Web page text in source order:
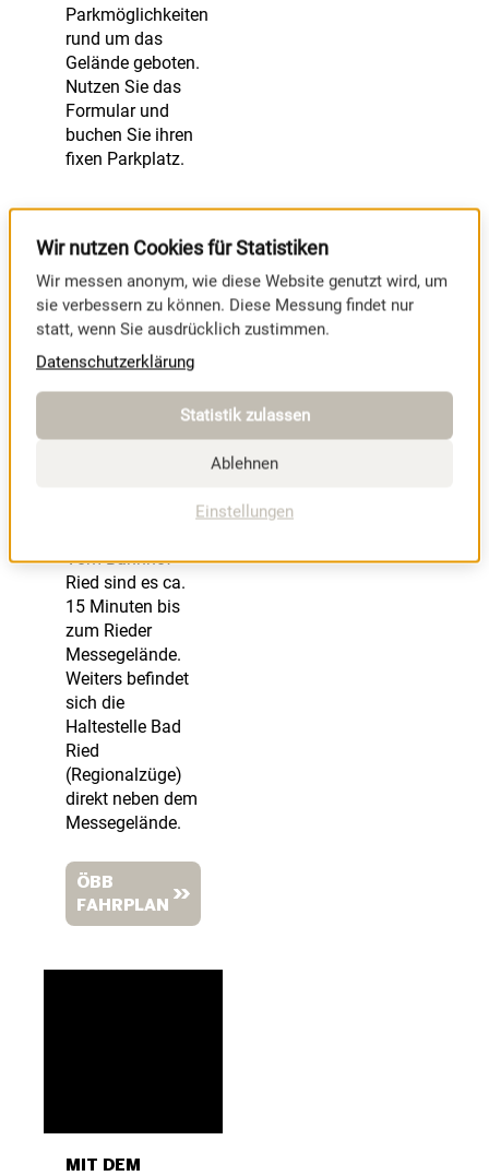
Parkmöglichkeiten
rund um das
Gelände geboten.
Nutzen Sie das
Formular und
buchen Sie ihren
fixen Parkplatz.
PARKPLATZ
Vom Bahnhof
Ried sind es ca.
15 Minuten bis
zum Rieder
Messegelände.
Weiters befindet
sich die
Haltestelle Bad
Ried
(Regionalzüge)
direkt neben dem
Messegelände.
ÖBB
FAHRPLAN
MIT DEM
Wir nutzen Cookies für Statistiken
Wir messen anonym, wie diese Website genutzt wird, um
sie verbessern zu können. Diese Messung findet nur
statt, wenn Sie ausdrücklich zustimmen.
Datenschutzerklärung
Statistik zulassen
Ablehnen
Einstellungen